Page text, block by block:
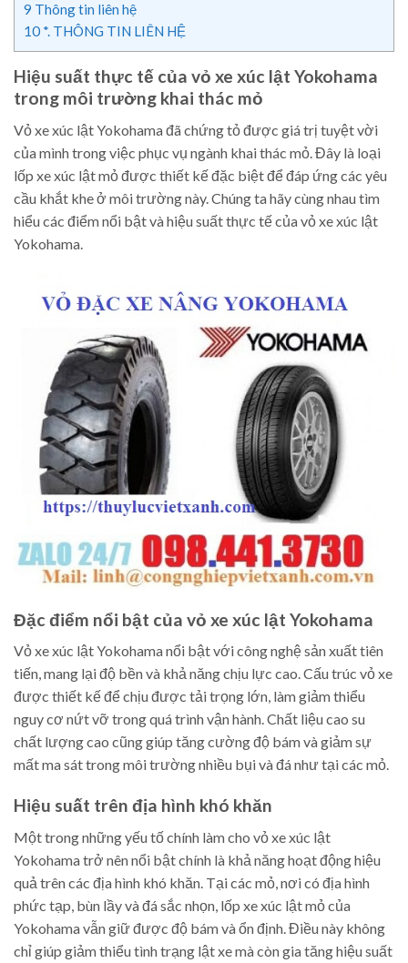
9 Thông tin liên hệ
10 *. THÔNG TIN LIÊN HỆ
Hiệu suất thực tế của vỏ xe xúc lật Yokohama
trong môi trường khai thác mỏ
Vỏ xe xúc lật Yokohama đã chứng tỏ được giá trị tuyệt vời
của mình trong việc phục vụ ngành khai thác mỏ. Đây là loại
lốp xe xúc lật mỏ được thiết kế đặc biệt để đáp ứng các yêu
cầu khắt khe ở môi trường này. Chúng ta hãy cùng nhau tìm
hiểu các điểm nổi bật và hiệu suất thực tế của vỏ xe xúc lật
Yokohama.
Đặc điểm nổi bật của vỏ xe xúc lật Yokohama
Vỏ xe xúc lật Yokohama nổi bật với công nghệ sản xuất tiên
tiến, mang lại độ bền và khả năng chịu lực cao. Cấu trúc vỏ xe
được thiết kế để chịu được tải trọng lớn, làm giảm thiểu
nguy cơ nứt vỡ trong quá trình vận hành. Chất liệu cao su
chất lượng cao cũng giúp tăng cường độ bám và giảm sự
mất ma sát trong môi trường nhiều bụi và đá như tại các mỏ.
Hiệu suất trên địa hình khó khăn
Một trong những yếu tố chính làm cho vỏ xe xúc lật
Yokohama trở nên nổi bật chính là khả năng hoạt động hiệu
quả trên các địa hình khó khăn. Tại các mỏ, nơi có địa hình
phức tạp, bùn lầy và đá sắc nhọn, lốp xe xúc lật mỏ của
Yokohama vẫn giữ được độ bám và ổn định. Điều này không
chỉ giúp giảm thiểu tình trạng lật xe mà còn gia tăng hiệu suất